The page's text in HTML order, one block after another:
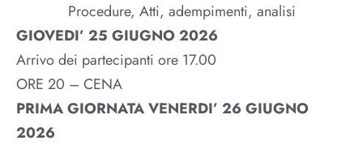
Procedure, Atti, adempimenti, analisi
GIOVEDI’ 25 GIUGNO 2026
Arrivo dei partecipanti ore 17.00
ORE 20 – CENA
PRIMA GIORNATA VENERDI’ 26 GIUGNO
2026